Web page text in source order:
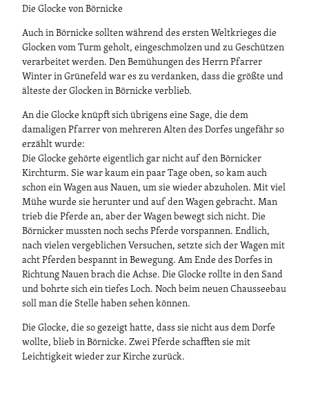
Die Glocke von Börnicke
Auch in Börnicke sollten während des ersten Weltkrieges die
Glocken vom Turm geholt, eingeschmolzen und zu Geschützen
verarbeitet werden. Den Bemühungen des Herrn Pfarrer
Winter in Grünefeld war es zu verdanken, dass die größte und
älteste der Glocken in Börnicke verblieb.
An die Glocke knüpft sich übrigens eine Sage, die dem
damaligen Pfarrer von mehreren Alten des Dorfes ungefähr so
erzählt wurde:
Die Glocke gehörte eigentlich gar nicht auf den Börnicker
Kirchturm. Sie war kaum ein paar Tage oben, so kam auch
schon ein Wagen aus Nauen, um sie wieder abzuholen. Mit viel
Mühe wurde sie herunter und auf den Wagen gebracht. Man
trieb die Pferde an, aber der Wagen bewegt sich nicht. Die
Börnicker mussten noch sechs Pferde vorspannen. Endlich,
nach vielen vergeblichen Versuchen, setzte sich der Wagen mit
acht Pferden bespannt in Bewegung. Am Ende des Dorfes in
Richtung Nauen brach die Achse. Die Glocke rollte in den Sand
und bohrte sich ein tiefes Loch. Noch beim neuen Chausseebau
soll man die Stelle haben sehen können.
Die Glocke, die so gezeigt hatte, dass sie nicht aus dem Dorfe
wollte, blieb in Börnicke. Zwei Pferde schafften sie mit
Leichtigkeit wieder zur Kirche zurück.